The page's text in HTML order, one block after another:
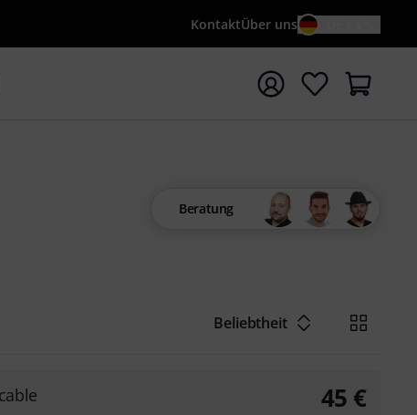
KontaktÜber uns
mit Suchwort {searchTerm} starten
Beratung
Beliebtheit
45 €